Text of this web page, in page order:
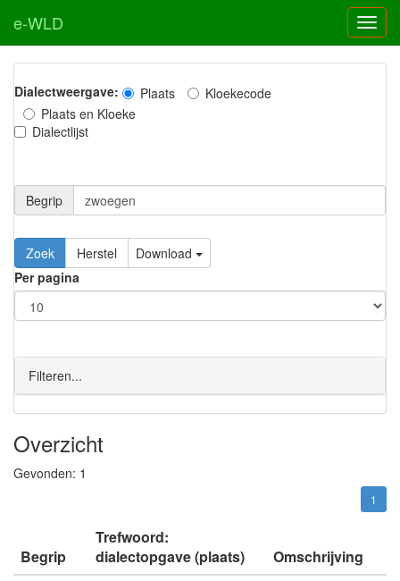
e-WLD
Dialectweergave: Plaats
Kloekecode
Plaats en Kloeke
Dialectlijst
Begrip
Zoek Herstel
Download
Per pagina
Filteren...
Overzicht
Gevonden: 1
1
Begrip
Trefwoord:
dialectopgave (plaats)
Omschrijving